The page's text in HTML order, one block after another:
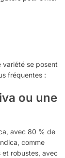
variété se posent
fréquentes :
ou une
avec 80 % de
comme
et robustes, avec